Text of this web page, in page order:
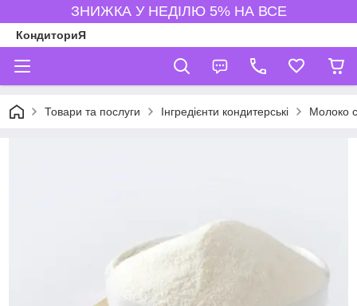
ЗНИЖКА У НЕДІЛЮ 5% НА ВСЕ
КондиториЯ
Товари та послуги Інгредієнти кондитерські Молоко